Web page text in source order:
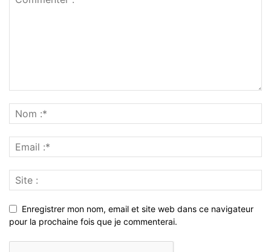
Enregistrer mon nom, email et site web dans ce navigateur
pour la prochaine fois que je commenterai.